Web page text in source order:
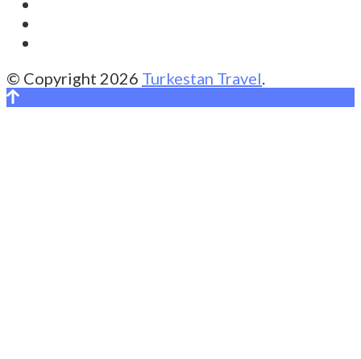
© Copyright 2026 Turkestan Travel.